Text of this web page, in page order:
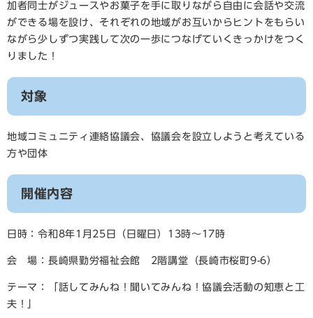
加者同士がジュースやお菓子を手に取りながら自由に会話や交流
ができる場を設け、それぞれの地域がお互いからヒントをもらい
ながら少しずつ実践して次の一歩につなげていくきっかけをつく
りました！
対象
地域コミュニティ連絡協議会、協議会を設立しようと考えている
方や団体
開催内容
日時：令和8年1月25日（日曜日）13時～17時
会 場：長崎県勤労福祉会館 2階講堂（長崎市桜町9-6）
テーマ：「話してみんね！聞いてみんね！協議会活動の知恵と工
夫！」